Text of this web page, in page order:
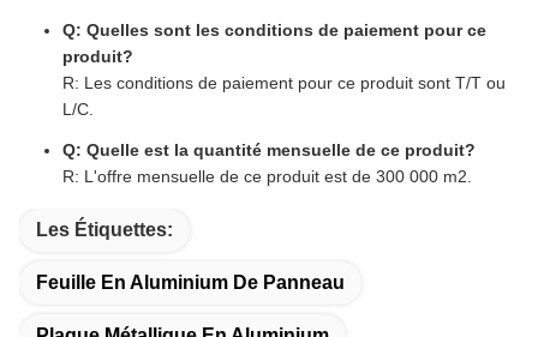
Q: Quelles sont les conditions de paiement pour ce
produit?
R: Les conditions de paiement pour ce produit sont T/T ou
L/C.
Q: Quelle est la quantité mensuelle de ce produit?
R: L'offre mensuelle de ce produit est de 300 000 m2.
Les Étiquettes:
Feuille En Aluminium De Panneau